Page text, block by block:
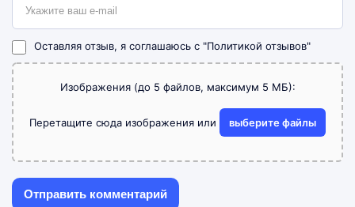
Оставляя отзыв, я соглашаюсь с "Политикой отзывов"
Изображения (до 5 файлов, максимум 5 МБ):
Перетащите сюда изображения или выберите файлы